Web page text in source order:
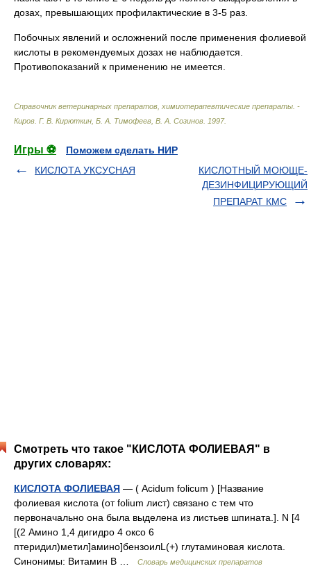
дозах, превышающих профилактические в 3-5 раз.
Побочных явлений и осложнений после применения фолиевой
кислоты в рекомендуемых дозах не наблюдается.
Противопоказаний к применению не имеется.
Справочник ветеринарных препаратов, химиотерапевтические препараты. -
Киров Г. В. Кирюткин, Б. А. Тимофеев, В. А. Созинов 1997.
Игры ⚽
Поможем сделать НИР
КИСЛОТА УКСУСНАЯ
КИСЛОТНЫЙ МОЮЩЕ-
ДЕЗИНФИЦИРУЮЩИЙ
ПРЕПАРАТ КМС
Смотреть что такое "КИСЛОТА ФОЛИЕВАЯ" в
других словарях:
КИСЛОТА ФОЛИЕВАЯ — ( Acidum folicum ) [Название
фолиевая кислота (от folium лист) связано с тем что
первоначально она была выделена из листьев шпината.]. N [4
[(2 Амино 1,4 дигидро 4 оксо 6
птеридил)метил]амино]бензоилL(+) глутаминовая кислота.
Синонимы: Витамин В …
Словарь медицинских препаратов